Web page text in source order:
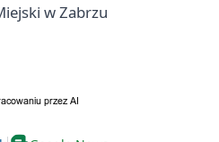
w Zabrzu